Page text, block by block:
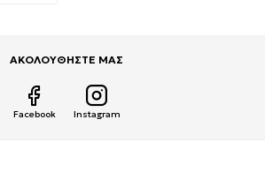
ΑΚΟΛΟΥΘΗΣΤΕ ΜΑΣ
Facebook Instagram